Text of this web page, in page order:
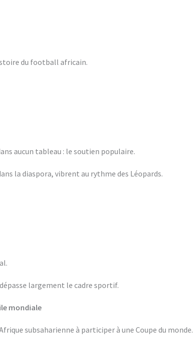
du football africain.
aucun tableau : le soutien populaire.
la diaspora, vibrent au rythme des Léopards.
largement le cadre sportif.
mondiale
subsaharienne à participer à une Coupe du monde.